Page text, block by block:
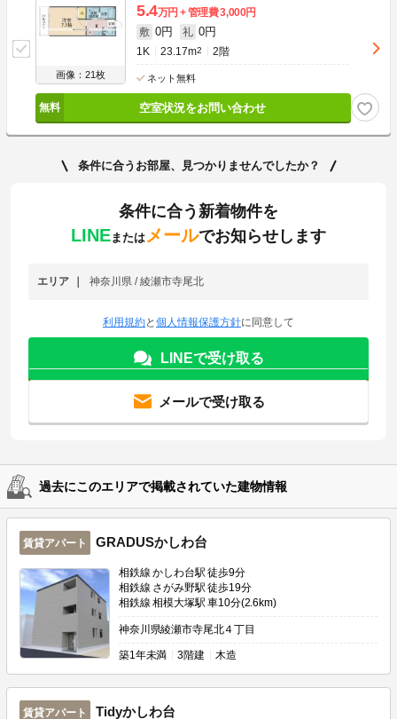
画像：21枚
5.4万円 管理費3,000円
敷 0円 礼 0円
1K 23.17m2 2階
ネット無料
空室状況をお問い合わせ
条件に合うお部屋、見つかりませんでしたか？
条件に合う新着物件を
LINEまたは メールでお知らせします
エリア 神奈川県 / 綾瀬市寺尾北
利用規約と 個人情報保護方針に同意して
LINEで受け取る
メールで受け取る
過去にこのエリアで掲載されていた建物情報
賃貸アパート GRADUSかしわ台
相鉄線 かしわ台駅 徒歩9分
相鉄線 さがみ野駅 徒歩19分
相鉄線 相模大塚駅 車10分(2.6km)
神奈川県綾瀬市寺尾北４丁目
築1年未満 3階建 木造
賃貸アパート Tidyかしわ台